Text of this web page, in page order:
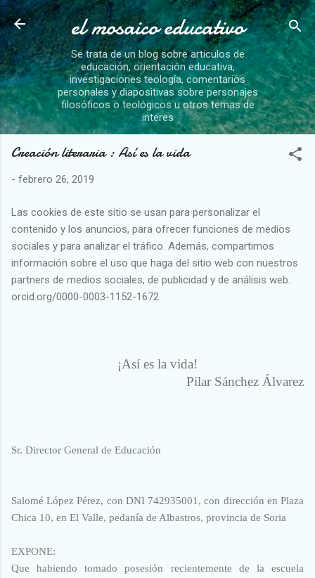
Ir al contenido principal
el mosaico educativo
Se trata de un blog sobre artículos de
educación, orientación educativa,
investigaciones teología, comentarios
personales y diapositivas sobre personajes
filosóficos o teológicos u otros temas de
interes
Creación literaria : Así es la vida
- febrero 26, 2019
Las cookies de este sitio se usan para personalizar el
contenido y los anuncios, para ofrecer funciones de medios
sociales y para analizar el tráfico. Además, compartimos
información sobre el uso que haga del sitio web con nuestros
partners de medios sociales, de publicidad y de análisis web.
orcid.org/0000-0003-1152-1672
¡Así es la vida!
Pilar Sánchez Álvarez
Sr. Director General de Educación
Salomé López Pérez, con DNI 742935001, con dirección en Plaza
Chica 10, en El Valle, pedanía de Albastros, provincia de Soria
EXPONE:
Que habiendo tomado posesión recientemente de la escuela